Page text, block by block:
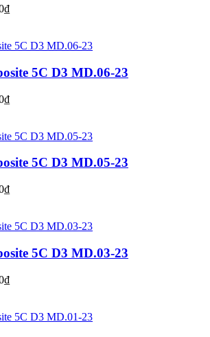
Nhựa Gỗ Ghép Thanh
₫
5C D3 MD.06-23
₫
5C D3 MD.05-23
₫
5C D3 MD.03-23
₫